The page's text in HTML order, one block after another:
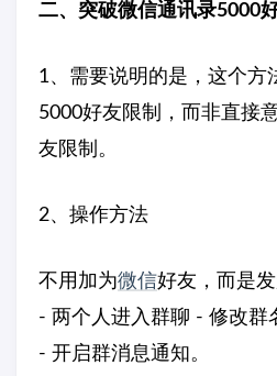
二、突破微信通讯录5000
1、需要说明的是，这个方
5000好友限制，而非直接
友限制。
2、操作方法
不用加为微信好友，而是
- 两个人进入群聊 - 修改群
- 开启群消息通知。